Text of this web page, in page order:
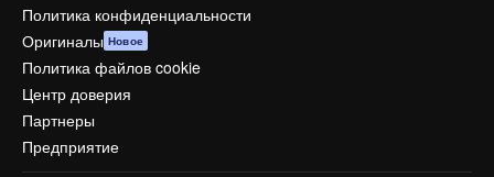
Политика конфиденциальности
Оригиналы Новое
Политика файлов cookie
Центр доверия
Партнеры
Предприятие